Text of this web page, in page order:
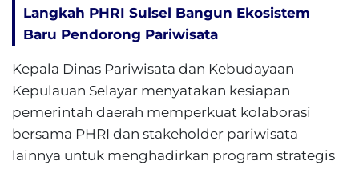
Langkah PHRI Sulsel Bangun Ekosistem
Baru Pendorong Pariwisata
Kepala Dinas Pariwisata dan Kebudayaan
Kepulauan Selayar menyatakan kesiapan
pemerintah daerah memperkuat kolaborasi
bersama PHRI dan stakeholder pariwisata
lainnya untuk menghadirkan program strategis